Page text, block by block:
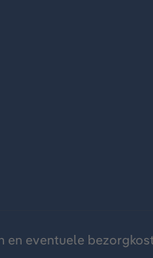
en eventuele